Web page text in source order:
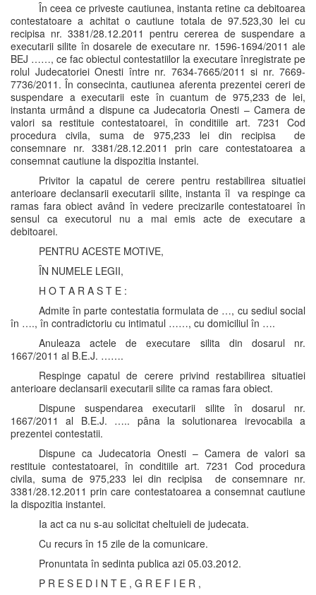
În ceea ce priveste cautiunea, instanta retine ca debitoarea
contestatoare a achitat o cautiune totala de 97.523,30 lei cu
recipisa nr. 3381/28.12.2011 pentru cererea de suspendare a
executarii silite în dosarele de executare nr. 1596-1694/2011 ale
BEJ ……, ce fac obiectul contestatiilor la executare înregistrate pe
rolul Judecatoriei Onesti între nr. 7634-7665/2011 si nr. 7669-
7736/2011. În consecinta, cautiunea aferenta prezentei cereri de
suspendare a executarii este în cuantum de 975,233 de lei,
instanta urmând a dispune ca Judecatoria Onesti – Camera de
valori sa restituie contestatoarei, în conditiile art. 7231 Cod
procedura civila, suma de 975,233 lei din recipisa de
consemnare nr. 3381/28.12.2011 prin care contestatoarea a
consemnat cautiune la dispozitia instantei.
Privitor la capatul de cerere pentru restabilirea situatiei
anterioare declansarii executarii silite, instanta îl va respinge ca
ramas fara obiect având în vedere precizarile contestatoarei în
sensul ca executorul nu a mai emis acte de executare a
debitoarei.
PENTRU ACESTE MOTIVE,
ÎN NUMELE LEGII,
H O T A R A S T E :
Admite în parte contestatia formulata de …, cu sediul social
în …., în contradictoriu cu intimatul ……, cu domiciliul în ….
Anuleaza actele de executare silita din dosarul nr.
1667/2011 al B.E.J. …….
Respinge capatul de cerere privind restabilirea situatiei
anterioare declansarii executarii silite ca ramas fara obiect.
Dispune suspendarea executarii silite în dosarul nr.
1667/2011 al B.E.J. ….. pâna la solutionarea irevocabila a
prezentei contestatii.
Dispune ca Judecatoria Onesti – Camera de valori sa
restituie contestatoarei, în conditiile art. 7231 Cod procedura
civila, suma de 975,233 lei din recipisa de consemnare nr.
3381/28.12.2011 prin care contestatoarea a consemnat cautiune
la dispozitia instantei.
Ia act ca nu s-au solicitat cheltuieli de judecata.
Cu recurs în 15 zile de la comunicare.
Pronuntata în sedinta publica azi 05.03.2012.
P R E S E D I N T E , G R E F I E R ,